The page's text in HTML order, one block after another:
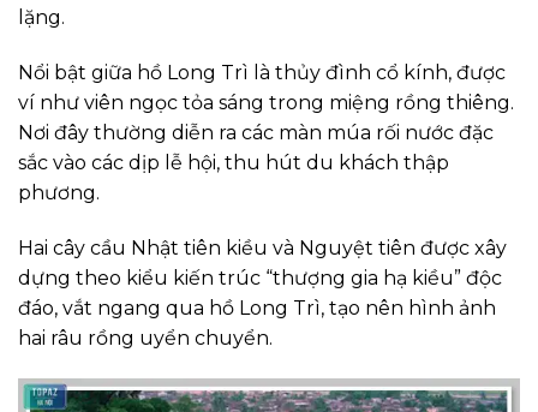
lặng.
Nổi bật giữa hồ Long Trì là thủy đình cổ kính, được
ví như viên ngọc tỏa sáng trong miệng rồng thiêng.
Nơi đây thường diễn ra các màn múa rối nước đặc
sắc vào các dịp lễ hội, thu hút du khách thập
phương.
Hai cây cầu Nhật tiên kiều và Nguyệt tiên được xây
dựng theo kiểu kiến trúc “thượng gia hạ kiều” độc
đáo, vắt ngang qua hồ Long Trì, tạo nên hình ảnh
hai râu rồng uyển chuyển.